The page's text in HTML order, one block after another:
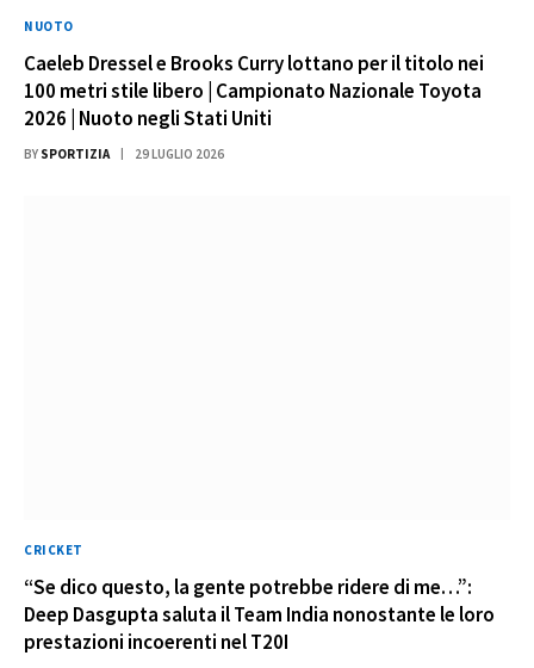
NUOTO
Caeleb Dressel e Brooks Curry lottano per il titolo nei
100 metri stile libero | Campionato Nazionale Toyota
2026 | Nuoto negli Stati Uniti
BY SPORTIZIA 29 LUGLIO 2026
CRICKET
“Se dico questo, la gente potrebbe ridere di me…”:
Deep Dasgupta saluta il Team India nonostante le loro
prestazioni incoerenti nel T20I